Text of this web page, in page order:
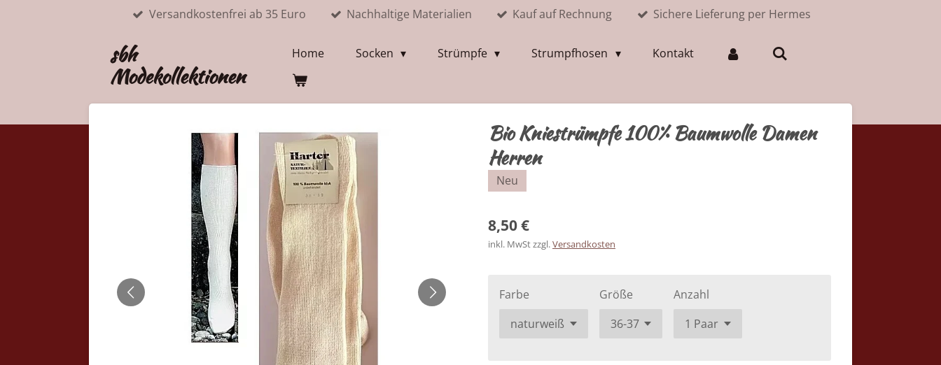
Versandkostenfrei ab 35 Euro Nachhaltige Materialien Kauf auf Rechnung Sichere Lieferung per Hermes
sbh
Modekollektionen
Home Socken Strümpfe Strumpfhosen Kontakt
Bio Kniestrümpfe 100% Baumwolle Damen
Herren
Neu
8,50 €
inkl. MwSt zzgl. Versandkosten
Farbe Größe Anzahl